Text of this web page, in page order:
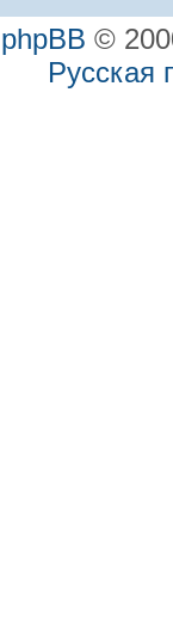
phpBB ©
Русская